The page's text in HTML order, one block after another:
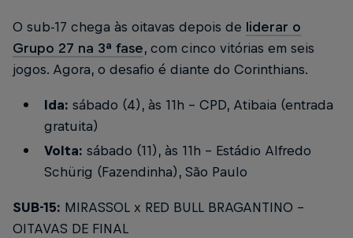
O sub-17 chega às oitavas depois de liderar o
Grupo 27 na 3ª fase, com cinco vitórias em seis
jogos. Agora, o desafio é diante do Corinthians.
Ida: sábado (4), às 11h - CPD, Atibaia (entrada
gratuita)
Volta: sábado (11), às 11h - Estádio Alfredo
Schürig (Fazendinha), São Paulo
SUB-15: MIRASSOL x RED BULL BRAGANTINO -
OITAVAS DE FINAL